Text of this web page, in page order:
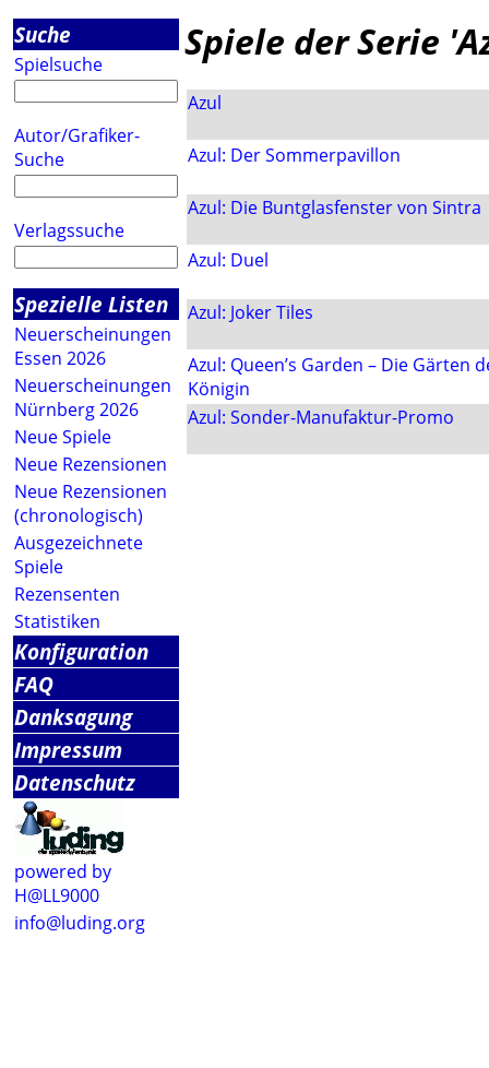
Suche
Spielsuche
Autor/Grafiker-
Suche
Verlagssuche
Spezielle Listen
Neuerscheinungen
Essen 2026
Neuerscheinungen
Nürnberg 2026
Neue Spiele
Neue Rezensionen
Neue Rezensionen
(chronologisch)
Ausgezeichnete
Spiele
Rezensenten
Statistiken
Konfiguration
FAQ
Danksagung
Impressum
Datenschutz
powered by
H@LL9000
info@luding.org
Spiele der Serie
Azul
Azul: Der Sommerpavillon
Azul: Die Buntglasfenster von Sintra
Azul: Duel
Azul: Joker Tiles
Azul: Queen’s Garden – Die Gärten
Königin
Azul: Sonder-Manufaktur-Promo